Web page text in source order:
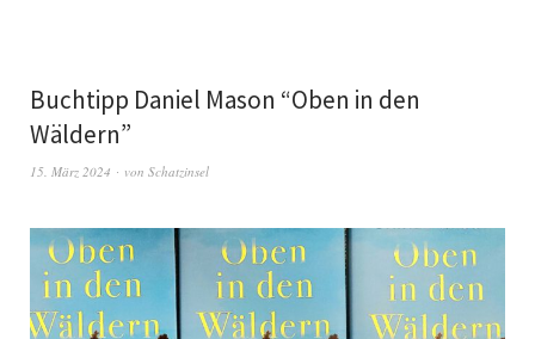
Buchtipp Daniel Mason “Oben in den
Wäldern”
15. März 2024 von Schatzinsel